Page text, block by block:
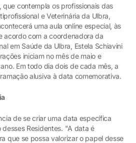
que contempla os profissionais das
e Veterinária da Ulbra,
uma aula online especial, às
acordo com a coordenadora da
em Saúde da Ulbra, Estela Schiavini
iniciam no mês de maio e
Em todo dia dois de cada mês, a
alusiva à data comemorativa.
de se criar uma data específica
Residentes. "A data é
que se possa valorizar o papel desse